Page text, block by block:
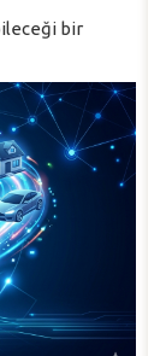
bir